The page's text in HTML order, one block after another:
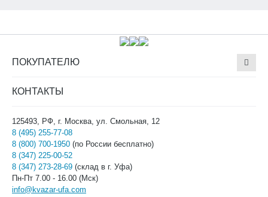
ПОКУПАТЕЛЮ
КОНТАКТЫ
125493, РФ, г. Москва, ул. Смольная, 12
8 (495) 255-77-08
8 (800) 700-1950 (по России бесплатно)
8 (347) 225-00-52
8 (347) 273-28-69 (склад в г. Уфа)
Пн-Пт 7.00 - 16.00 (Мск)
info@kvazar-ufa.com